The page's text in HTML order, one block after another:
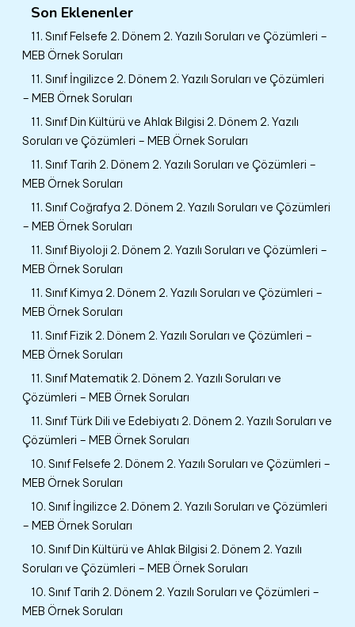
Son Eklenenler
11. Sınıf Felsefe 2. Dönem 2. Yazılı Soruları ve Çözümleri –
MEB Örnek Soruları
11. Sınıf İngilizce 2. Dönem 2. Yazılı Soruları ve Çözümleri
– MEB Örnek Soruları
11. Sınıf Din Kültürü ve Ahlak Bilgisi 2. Dönem 2. Yazılı
Soruları ve Çözümleri – MEB Örnek Soruları
11. Sınıf Tarih 2. Dönem 2. Yazılı Soruları ve Çözümleri –
MEB Örnek Soruları
11. Sınıf Coğrafya 2. Dönem 2. Yazılı Soruları ve Çözümleri
– MEB Örnek Soruları
11. Sınıf Biyoloji 2. Dönem 2. Yazılı Soruları ve Çözümleri –
MEB Örnek Soruları
11. Sınıf Kimya 2. Dönem 2. Yazılı Soruları ve Çözümleri –
MEB Örnek Soruları
11. Sınıf Fizik 2. Dönem 2. Yazılı Soruları ve Çözümleri –
MEB Örnek Soruları
11. Sınıf Matematik 2. Dönem 2. Yazılı Soruları ve
Çözümleri – MEB Örnek Soruları
11. Sınıf Türk Dili ve Edebiyatı 2. Dönem 2. Yazılı Soruları ve
Çözümleri – MEB Örnek Soruları
10. Sınıf Felsefe 2. Dönem 2. Yazılı Soruları ve Çözümleri –
MEB Örnek Soruları
10. Sınıf İngilizce 2. Dönem 2. Yazılı Soruları ve Çözümleri
– MEB Örnek Soruları
10. Sınıf Din Kültürü ve Ahlak Bilgisi 2. Dönem 2. Yazılı
Soruları ve Çözümleri – MEB Örnek Soruları
10. Sınıf Tarih 2. Dönem 2. Yazılı Soruları ve Çözümleri –
MEB Örnek Soruları